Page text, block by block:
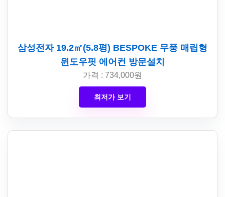
삼성전자 19.2㎡(5.8평) BESPOKE 무풍 매립형
윈도우핏 에어컨 방문설치
가격 : 734,000원
최저가 보기